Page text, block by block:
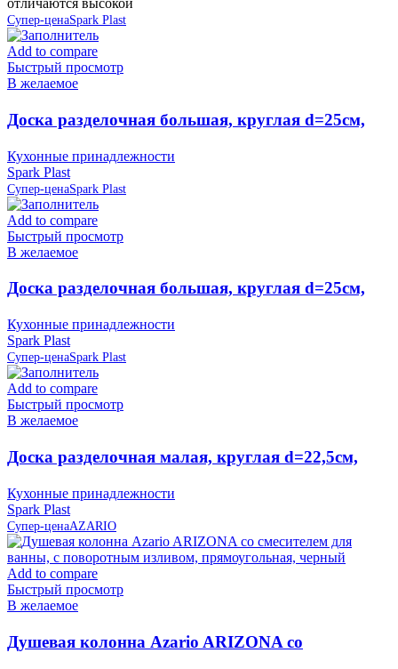
отличаются высокой
Супер-ценаSpark Plast
Add to compare
Быстрый просмотр
В желаемое
Доска разделочная большая, круглая d=25см,
Кухонные принадлежности
Spark Plast
Супер-ценаSpark Plast
Add to compare
Быстрый просмотр
В желаемое
Доска разделочная большая, круглая d=25см,
819586)
Кухонные принадлежности
Spark Plast
Супер-ценаSpark Plast
Add to compare
Быстрый просмотр
В желаемое
Доска разделочная малая, круглая d=22,5см,
Кухонные принадлежности
Spark Plast
Супер-ценаAZARIO
Add to compare
Быстрый просмотр
В желаемое
Душевая колонна Azario ARIZONA со